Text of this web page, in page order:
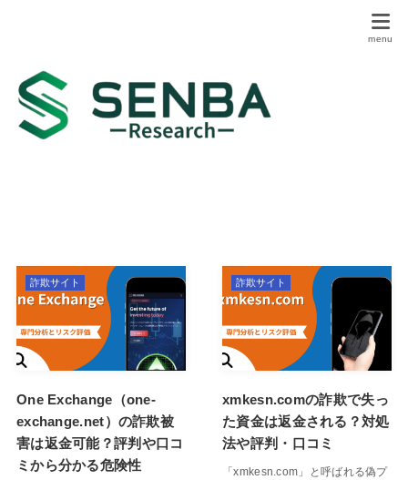
One Exchange（one-
exchange.net）の詐欺被
害は返金可能？評判や口コ
ミから分かる危険性
詐欺サイト
xmkesn.comの詐欺で失っ
た資金は返金される？対処
法や評判・口コミ
「xmkesn.com」と呼ばれる偽プ
詐欺サイト